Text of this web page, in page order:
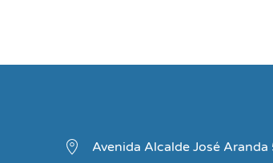
Avenida Alcalde José